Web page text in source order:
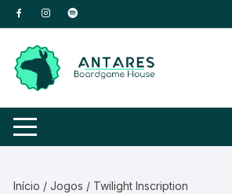
Início /Jogos / Twilight Inscription